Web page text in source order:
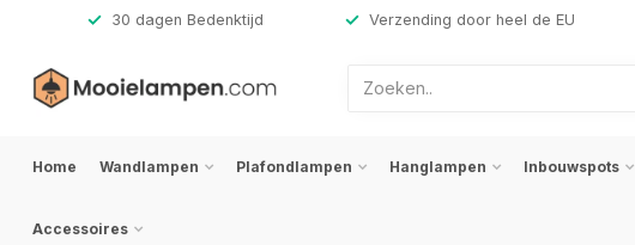
30 dagen Bedenktijd Verzending door heel de EU
Home Wandlampen Plafondlampen Hanglampen Inbouwspots
Accessoires